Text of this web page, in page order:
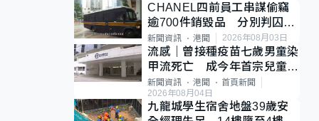
CHANEL四前員工串謀偷竊
逾700件銷毀品 分別判囚4
至7年
新聞資訊 港聞 2026年08月03日
流感｜曾接種疫苗七歲男童染
甲流死亡 成今年首宗兒童感
染離世個案
新聞資訊 港聞
首頁新聞
2026年08月04日
九龍城學生宿舍地盤39歲安